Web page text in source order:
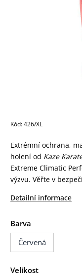
Kód:426/XL
Extrémní ochrana,
holení od Kaze
Extreme Climatic
výzvu. Věřte v
Detailní informace
Barva
Červená
Velikost